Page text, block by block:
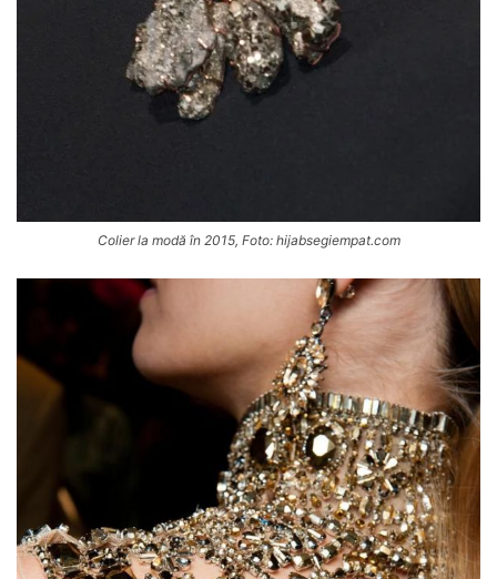
Colier la modă în 2015, Foto: hijabsegiempat.com